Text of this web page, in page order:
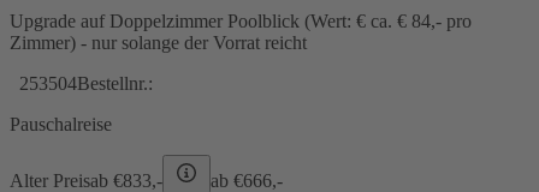
Upgrade auf Doppelzimmer Poolblick (Wert: € ca. € 84,- pro
Zimmer) - nur solange der Vorrat reicht
253504Bestellnr.:
Pauschalreise
Alter Preisab €833,- ab €666,-